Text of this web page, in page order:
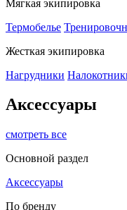
Мягкая экипировка
Термобелье
Жесткая экипировка
Нагрудники
Аксессуары
смотреть все
Основной раздел
Аксессуары
По бренду